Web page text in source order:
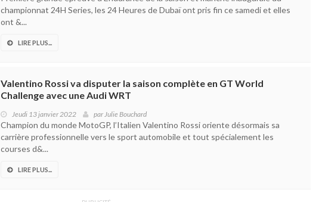
championnat 24H Series, les 24 Heures de Dubaï ont pris fin ce samedi et elles
ont &...
LIRE PLUS...
Valentino Rossi va disputer la saison complète en GT World
Challenge avec une Audi WRT
Jeudi 13 janvier 2022 parJulie Bouchard
Champion du monde MotoGP, l’Italien Valentino Rossi oriente désormais sa
carrière professionnelle vers le sport automobile et tout spécialement les
courses d&...
LIRE PLUS...